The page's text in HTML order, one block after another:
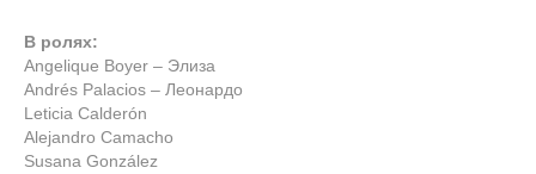
В ролях:
Angelique Boyer – Элиза
Andrés Palacios – Леонардо
Leticia Calderón
Alejandro Camacho
Susana González